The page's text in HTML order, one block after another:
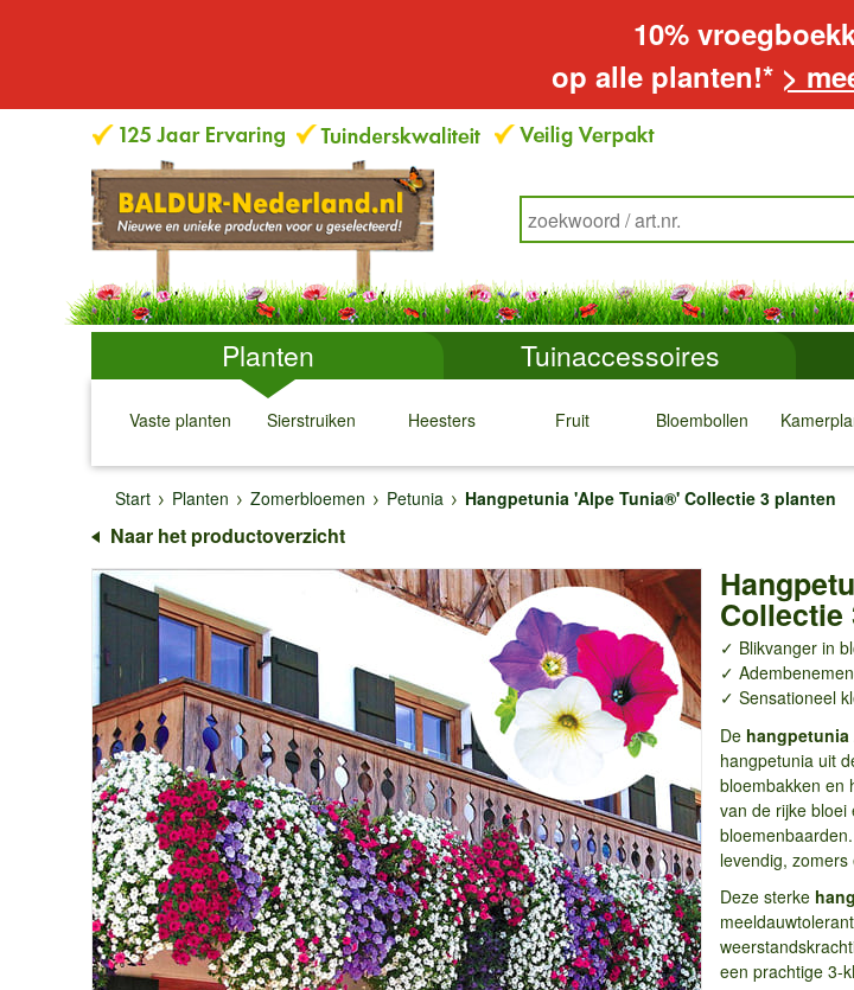
10%
op alle planten!* >
Planten Tuinaccessoires
Vaste planten
↓
Sierstruiken
↓
Heesters
↓
Fruit
↓
Bloembollen
↓ ↓
Start
Planten Zomerbloemen Petunia Hangpetunia 'Alpe Tunia®' Collectie 3 planten
Naar het productoverzicht
Collectie
✓ Blikvanger in
✓
✓ Sensationeel
Dehangpetunia
hangpetunia uit
bloembakken en
van de rijke bloei
levendig,
Deze sterke
een prachtige 3-